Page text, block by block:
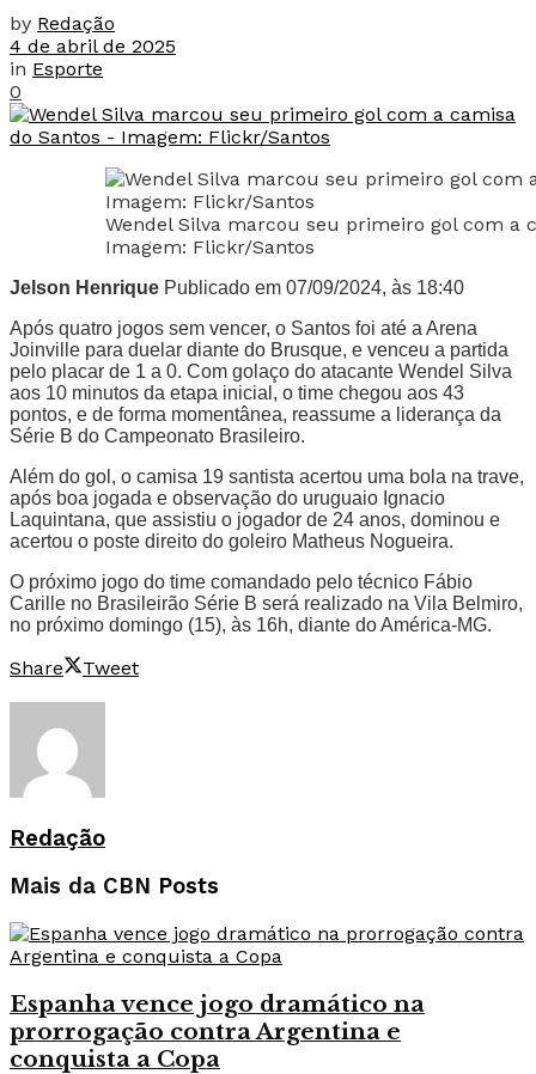
by Redação
4 de abril de 2025
in Esporte
0
Wendel Silva marcou seu primeiro gol com a
Imagem: Flickr/Santos
Jelson Henrique Publicado em 07/09/2024, às 18:40
Após quatro jogos sem vencer, o Santos foi até a Arena
Joinville para duelar diante do Brusque, e venceu a partida
pelo placar de 1 a 0. Com golaço do atacante Wendel Silva
aos 10 minutos da etapa inicial, o time chegou aos 43
pontos, e de forma momentânea, reassume a liderança da
Série B do Campeonato Brasileiro.
Além do gol, o camisa 19 santista acertou uma bola na trave,
após boa jogada e observação do uruguaio Ignacio
Laquintana, que assistiu o jogador de 24 anos, dominou e
acertou o poste direito do goleiro Matheus Nogueira.
O próximo jogo do time comandado pelo técnico Fábio
Carille no Brasileirão Série B será realizado na Vila Belmiro,
no próximo domingo (15), às 16h, diante do América-MG.
Share Tweet
Redação
Mais da CBN Posts
Espanha vence jogo dramático na
prorrogação contra Argentina e
conquista a Copa